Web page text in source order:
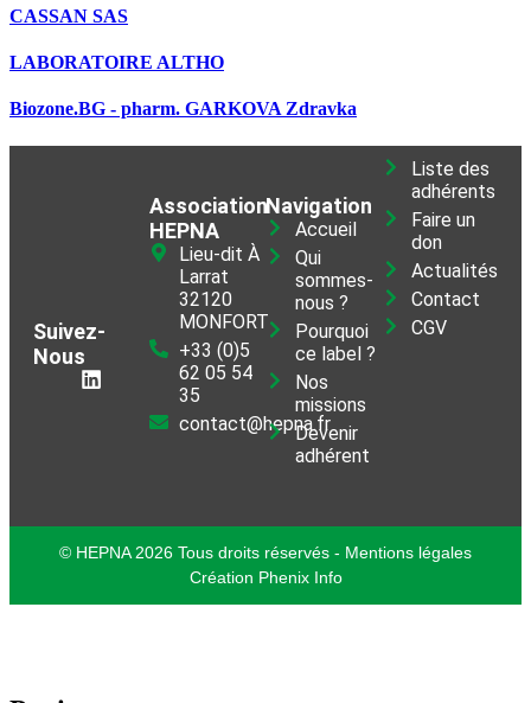
CASSAN SAS
LABORATOIRE ALTHO
Biozone.BG - pharm. GARKOVA Zdravka
Suivez-
Nous
Association
HEPNA
Lieu-dit À
Larrat
32120
MONFORT
+33 (0)5
62 05 54
35
contact@hepna.fr
Navigation
Accueil
Qui
sommes-
nous ?
Pourquoi
ce label ?
Nos
missions
Devenir
adhérent
Liste des
adhérents
Faire un
don
Actualités
Contact
CGV
© HEPNA 2026 Tous droits réservés - Mentions légales
Création Phenix Info